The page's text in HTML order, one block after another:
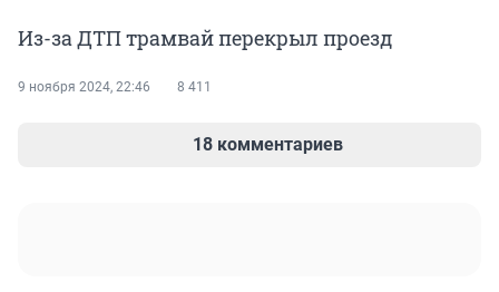
Из-за ДТП трамвай перекрыл проезд
9 ноября 2024, 22:46 8 411
18 комментариев